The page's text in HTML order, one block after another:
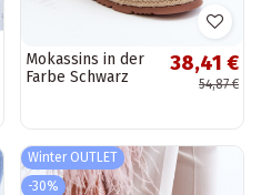
Mokassins in der
Farbe Schwarz
38,41 €
54,87 €
Winter OUTLET
-30%